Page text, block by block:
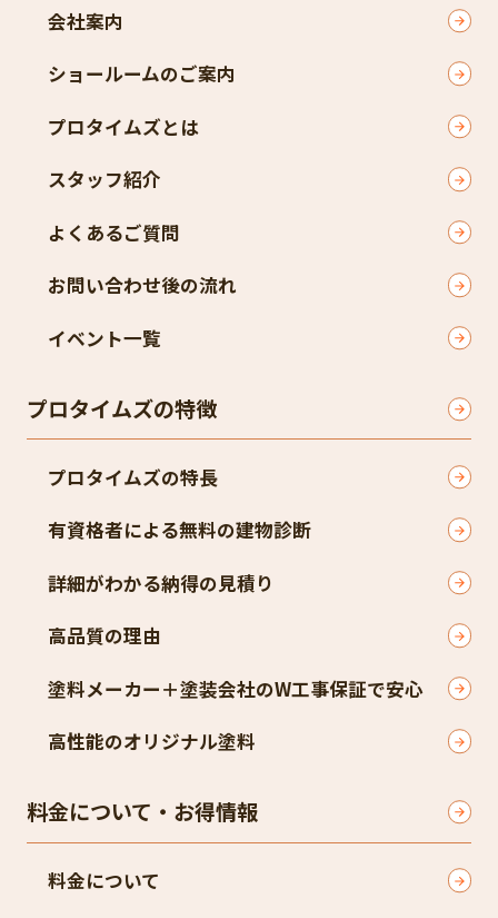
会社案内
ショールームのご案内
プロタイムズとは
スタッフ紹介
よくあるご質問
お問い合わせ後の流れ
イベント一覧
プロタイムズの特徴
プロタイムズの特長
有資格者による無料の建物診断
詳細がわかる納得の見積り
高品質の理由
塗料メーカー＋塗装会社のW工事保証で安心
高性能のオリジナル塗料
料金について・お得情報
料金について